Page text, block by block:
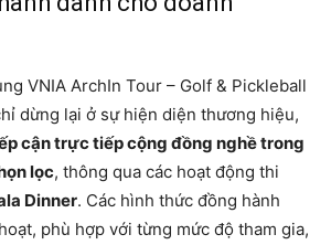
VNIA ArchIn Tour – Golf & Pickleball
dừng lại ở sự hiện diện thương hiệu,
cận trực tiếp cộng đồng nghề trong
lọc, thông qua các hoạt động thi
Dinner. Các hình thức đồng hành
phù hợp với từng mức độ tham gia,